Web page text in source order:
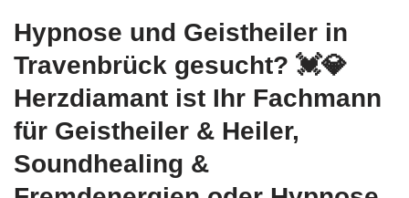
Hypnose und Geistheiler in
Travenbrück gesucht? 💓️💎
Herzdiamant ist Ihr Fachmann
für Geistheiler & Heiler,
Soundhealing &